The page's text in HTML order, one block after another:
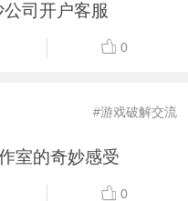
司开户客服
0
#游戏破解交流
室的奇妙感受
0